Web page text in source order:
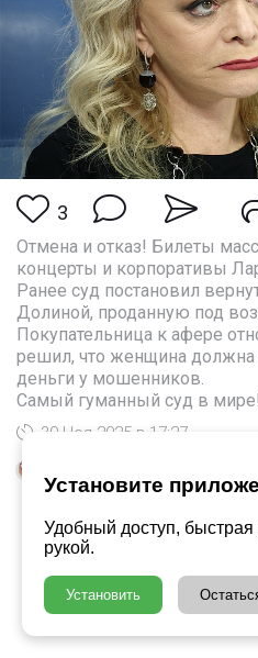
Установите
Удобный доступ, быстрая
рукой.
Установить
3
Отмена и отказ! Билеты
концерты и корпоративы
Ранее суд постановил
Долиной, проданную под
Покупательница к афере
решил, что женщина должна
деньги у мошенников.
Самый гуманный суд в мире!
30 Ноя 2025 в 17:27